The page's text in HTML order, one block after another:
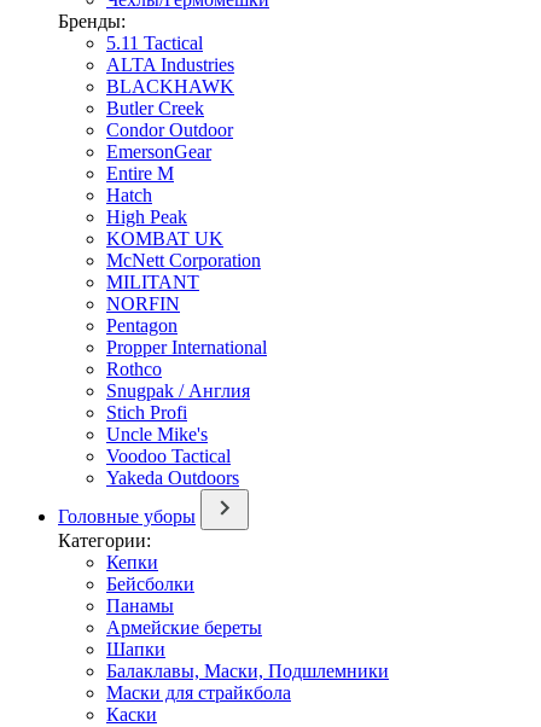
Бренды:
5.11 Tactical
ALTA Industries
BLACKHAWK
Butler Creek
Condor Outdoor
EmersonGear
Entire M
Hatch
High Peak
KOMBAT UK
McNett Corporation
MILITANT
NORFIN
Pentagon
Propper International
Rothco
Snugpak / Англия
Stich Profi
Uncle Mike's
Voodoo Tactical
Yakeda Outdoors
Головные уборы
Категории:
Кепки
Бейсболки
Панамы
Армейские береты
Шапки
Балаклавы, Маски, Подшлемники
Маски для страйкбола
Каски